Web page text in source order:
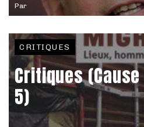
Par
CRITIQUES
Critiques
5)